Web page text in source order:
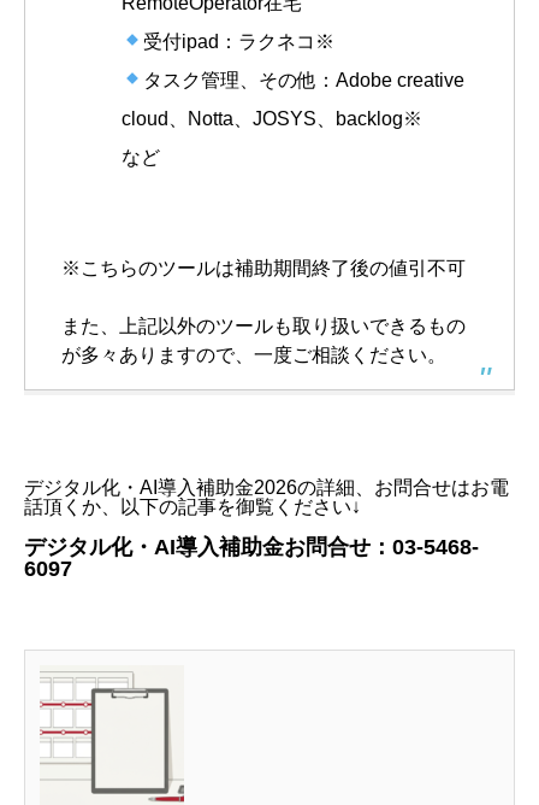
受付ipad：ラクネコ※
タスク管理、その他：Adobe creative
cloud、Notta、JOSYS、backlog※
など
※こちらのツールは補助期間終了後の値引不可
また、上記以外のツールも取り扱いできるもの
が多々ありますので、一度ご相談ください。
デジタル化・AI導入補助金2026の詳細、お問合せはお電
話頂くか、以下の記事を御覧ください↓
デジタル化・AI導入補助金お問合せ：03-5468-
6097